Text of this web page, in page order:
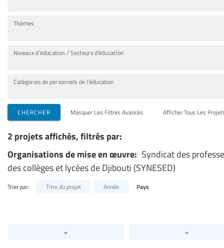
Thèmes
Niveaux d’éducation / Secteurs d’éducation
Catégories de personnels de l’éducation
CHERCHER Masquer Les Filtres Avancés Afficher Tous Les
2 projets affichés, filtrés par:
Organisations de mise en œuvre: Syndicat des
des collèges et lycées de Djibouti (SYNESED)
Trier par: Titre du projet Année Pays
« »